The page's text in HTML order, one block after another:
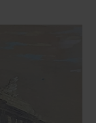
CECaP